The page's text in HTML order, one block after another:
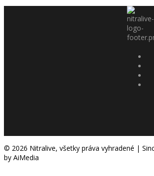
© 2026 Nitralive, všetky práva vyhradené |
by AiMedia